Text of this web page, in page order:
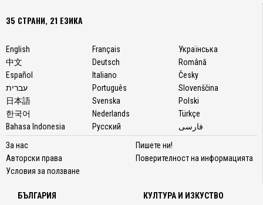
35 СТРАНИ, 21 ЕЗИКА
English
中文
Español
עברית
日本語
한국어
Bahasa Indonesia
Français
Deutsch
Italiano
Português
Svenska
Nederlands
Русский
Українська
Română
Česky
Slovenščina
Polski
Türkçe
فارسی
За нас
Авторски права
Условия за ползване
Пишете ни!
Поверителност на информацията
БЪЛГАРИЯ
КУЛТУРА И ИЗКУСТВО